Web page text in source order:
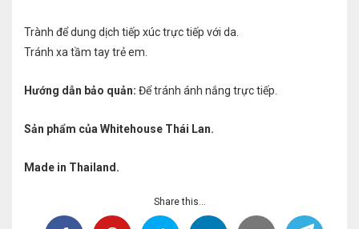
Trành để dung dịch tiếp xúc trực tiếp với da.
Tránh xa tầm tay trẻ em.
Hướng dẫn bảo quản: Để tránh ánh nắng trực tiếp.
Sản phẩm của Whitehouse Thái Lan.
Made in Thailand.
Share this...